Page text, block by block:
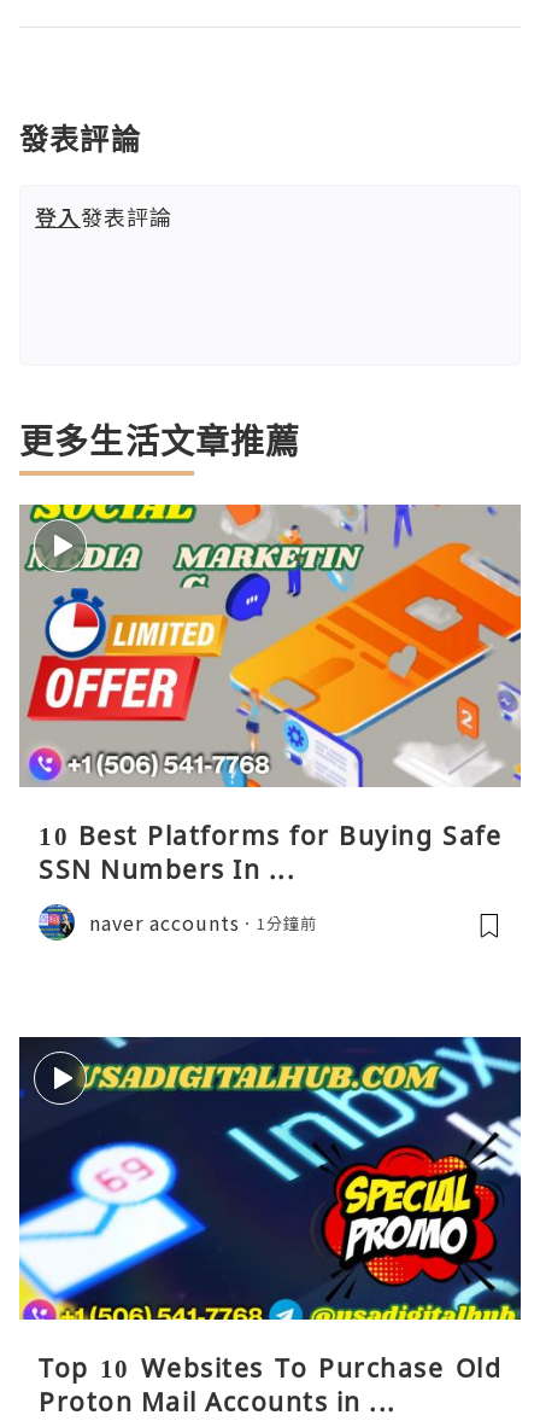
發表評論
登入發表評論
更多生活文章推薦
10 Best Platforms for Buying Safe
SSN Numbers In ...
naver accounts 1分鐘前
Top 10 Websites To Purchase Old
Proton Mail Accounts in ...